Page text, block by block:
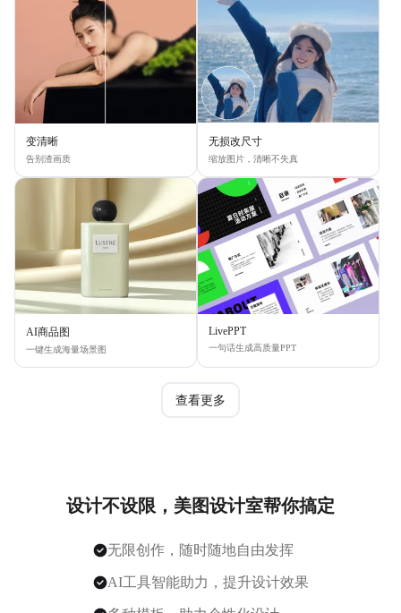
变清晰
告别渣画质
无损改尺寸
缩放图片，清晰不失真
AI商品图
一键生成海量场景图
LivePPT
一句话生成高质量PPT
查看更多
设计不设限，美图设计室帮你搞定
无限创作，随时随地自由发挥
AI工具智能助力，提升设计效果